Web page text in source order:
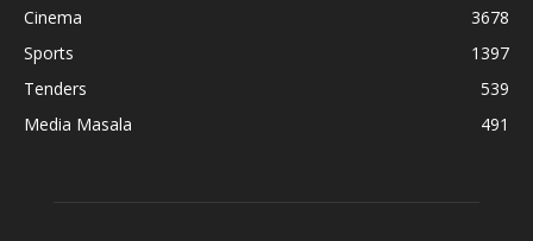
Cinema
3678
Sports
1397
Tenders
539
Media Masala
491